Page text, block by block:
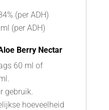
(per ADH)
(per ADH)
Berry Nectar
60 ml of
gebruik.
hoeveelheid